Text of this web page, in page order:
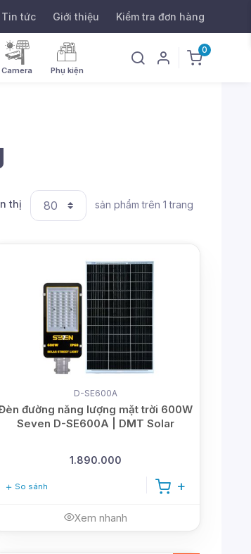
Tin tức Giới thiệu Kiểm tra đơn hàng
0
Camera Phụ kiện
thị sản phẩm trên 1 trang
D-SE600A
đường năng lượng mặt trời 600W
Seven D-SE600A | DMT Solar
1.890.000
So sánh
Xem nhanh